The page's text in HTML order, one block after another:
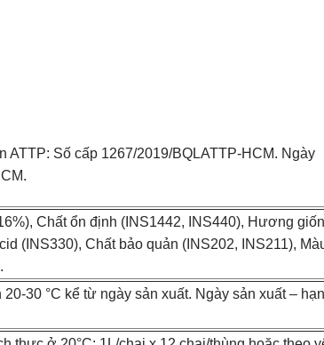
Số cấp 1267/2019/BQLATTP-HCM. Ngày
Chất ổn định (INS1442, INS440), Hương
(INS330), Chất bảo quản (INS202, INS211),
30 °C kể từ ngày sản xuất. Ngày sản xuất –